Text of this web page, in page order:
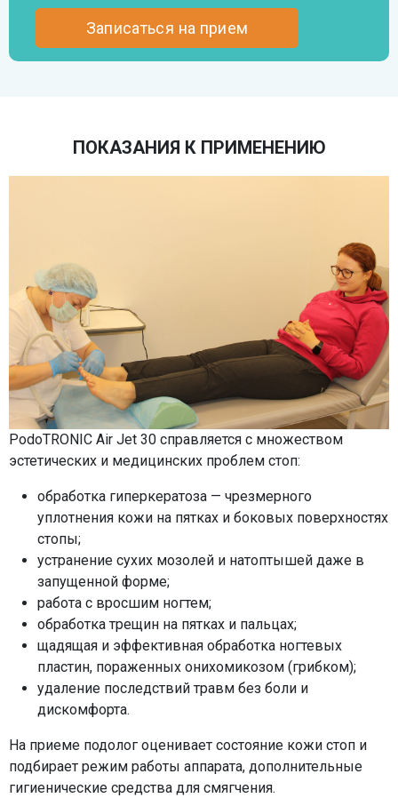
ПОКАЗАНИЯ К ПРИМЕНЕНИЮ
PodoTRONIC Air Jet 30 справляется с множеством
эстетических и медицинских проблем стоп:
обработка гиперкератоза — чрезмерного
уплотнения кожи на пятках и боковых поверхностях
стопы;
устранение сухих мозолей и натоптышей даже в
запущенной форме;
работа с вросшим ногтем;
обработка трещин на пятках и пальцах;
щадящая и эффективная обработка ногтевых
пластин, пораженных онихомикозом (грибком);
удаление последствий травм без боли и
дискомфорта.
На приеме подолог оценивает состояние кожи стоп и
подбирает режим работы аппарата, дополнительные
гигиенические средства для смягчения.